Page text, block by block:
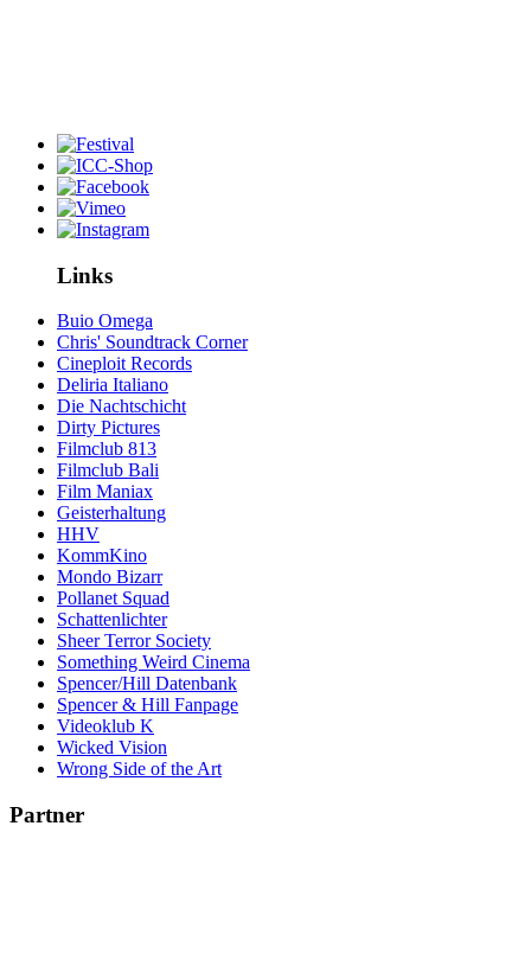
Links
Buio Omega
Chris' Soundtrack Corner
Cineploit Records
Deliria Italiano
Die Nachtschicht
Dirty Pictures
Filmclub 813
Filmclub Bali
Film Maniax
Geisterhaltung
HHV
KommKino
Mondo Bizarr
Pollanet Squad
Schattenlichter
Sheer Terror Society
Something Weird Cinema
Spencer/Hill Datenbank
Spencer & Hill Fanpage
Videoklub K
Wicked Vision
Wrong Side of the Art
Partner